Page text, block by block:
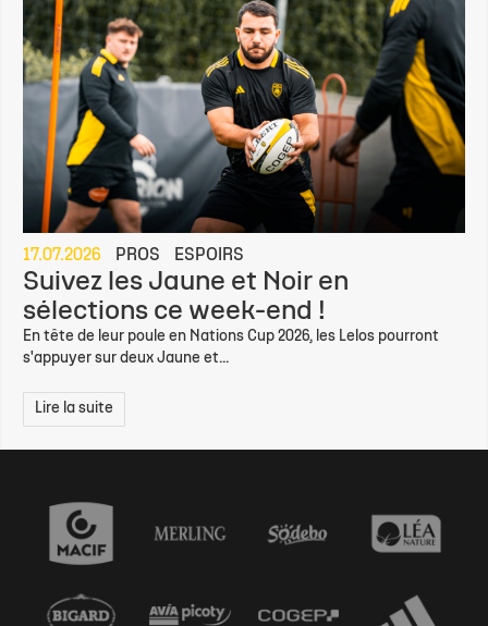
17.07.2026 PROS ESPOIRS
Suivez les Jaune et Noir en
sélections ce week-end !
En tête de leur poule en Nations Cup 2026, les Lelos pourront
s'appuyer sur deux Jaune et...
Lire la suite